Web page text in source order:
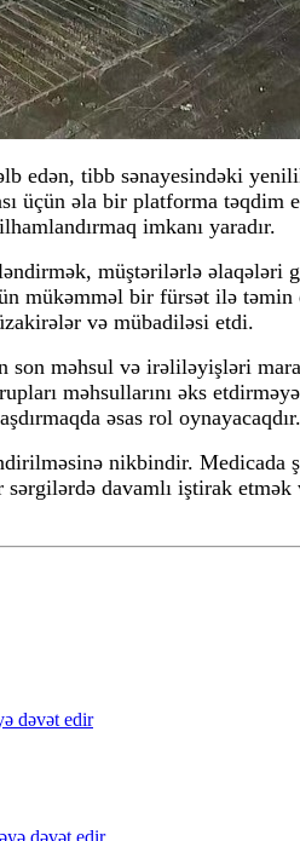
edən, tibb sənayesindəki
üçün əla bir platforma
imkanı yaradır.
müştərilərlə əlaqələri
mükəmməl bir fürsət ilə
və mübadiləsi etdi.
məhsul və irəliləyişləri
məhsullarını əks
əsas rol oynayacaqdır.
nikbindir.
davamlı iştirak